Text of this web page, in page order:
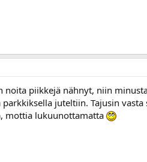
noita piikkejä nähnyt, niin
parkkiksella juteltiin. Tajusin
mottia lukuunottamatta